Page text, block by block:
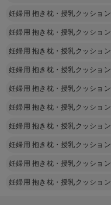
妊婦用 抱き枕・授乳クッション
妊婦用 抱き枕・授乳クッション
妊婦用 抱き枕・授乳クッション
妊婦用 抱き枕・授乳クッション
妊婦用 抱き枕・授乳クッション
妊婦用 抱き枕・授乳クッション
妊婦用 抱き枕・授乳クッション
妊婦用 抱き枕・授乳クッション
妊婦用 抱き枕・授乳クッション
妊婦用 抱き枕・授乳クッション